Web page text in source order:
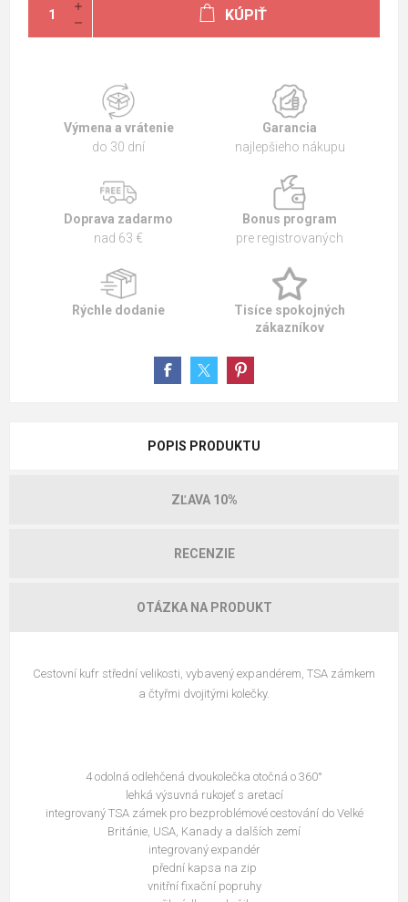
KÚPIŤ
Výmena a vrátenie
do 30 dní
Garancia
najlepšieho nákupu
Doprava zadarmo
nad 63 €
Bonus program
pre registrovaných
Rýchle dodanie
Tisíce spokojných
zákazníkov
POPIS PRODUKTU
ZĽAVA 10%
RECENZIE
OTÁZKA NA PRODUKT
Cestovní kufr střední velikosti, vybavený expandérem, TSA zámkem
a čtyřmi dvojitými kolečky.
4 odolná odlehčená dvoukolečka otočná o 360°
lehká výsuvná rukojeť s aretací
integrovaný TSA zámek pro bezproblémové cestování do Velké
Británie, USA, Kanady a dalších zemí
integrovaný expandér
přední kapsa na zip
vnitřní fixační popruhy